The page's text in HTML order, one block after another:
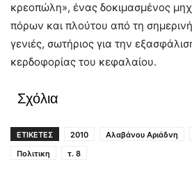
κρεοπώλη», ένας δοκιμασμένος
πόρων και πλούτου από τη σημερινή
γενιές, σωτήριος για την
κερδοφορίας του κεφαλαίου.
Σχόλια
ΕΤΙΚΕΤΕΣ 2010 Αλαβάνου Αριάδνη
Πολιτικη
τ. 8